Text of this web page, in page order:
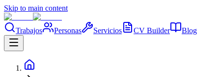
Skip to main content
Trabajos Personas Servicios CV Builder Blog